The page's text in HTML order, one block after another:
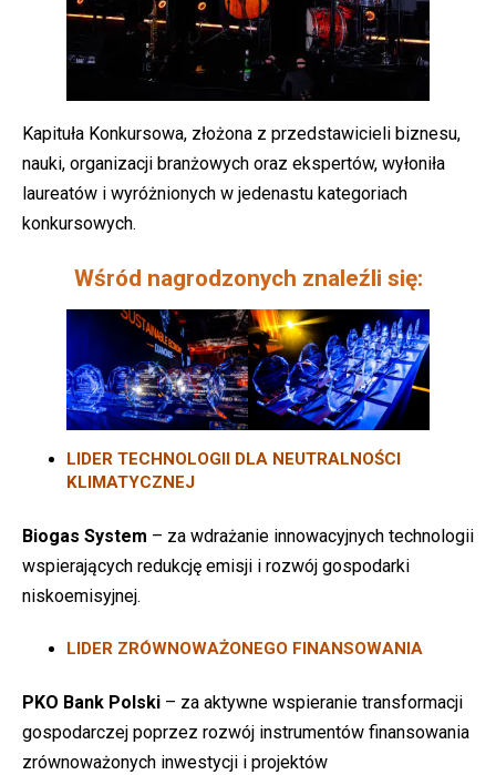
Kapituła Konkursowa, złożona z przedstawicieli biznesu,
nauki, organizacji branżowych oraz ekspertów, wyłoniła
laureatów i wyróżnionych w jedenastu kategoriach
konkursowych.
Wśród nagrodzonych znaleźli się:
LIDER TECHNOLOGII DLA NEUTRALNOŚCI
KLIMATYCZNEJ
Biogas System – za wdrażanie innowacyjnych technologii
wspierających redukcję emisji i rozwój gospodarki
niskoemisyjnej.
LIDER ZRÓWNOWAŻONEGO FINANSOWANIA
PKO Bank Polski – za aktywne wspieranie transformacji
gospodarczej poprzez rozwój instrumentów finansowania
zrównoważonych inwestycji i projektów